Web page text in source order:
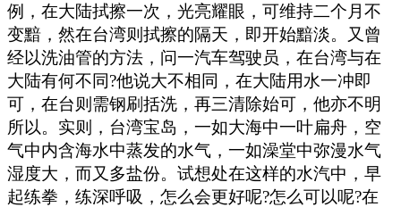
例，在大陆拭擦一次，光亮耀眼，可维持二个月不
变黯，然在台湾则拭擦的隔天，即开始黯淡。又曾
经以洗油管的方法，问一汽车驾驶员，在台湾与在
大陆有何不同?他说大不相同，在大陆用水一冲即
可，在台则需钢刷括洗，再三清除始可，他亦不明
所以。实则，台湾宝岛，一如大海中一叶扁舟，空
气中内含海水中蒸发的水气，一如澡堂中弥漫水气
湿度大，而又多盐份。试想处在这样的水汽中，早
起练拳，练深呼吸，怎么会更好呢?怎么可以呢?在